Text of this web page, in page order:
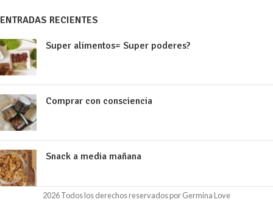
ENTRADAS RECIENTES
Super alimentos= Super poderes?
Comprar con consciencia
Snack a media mañana
2026 Todos los derechos reservados por Germina Love